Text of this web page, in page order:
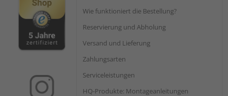
Wie funktioniert die Bestellung?
Reservierung und Abholung
Versand und Lieferung
Zahlungsarten
Serviceleistungen
HQ-Produkte: Montageanleitungen